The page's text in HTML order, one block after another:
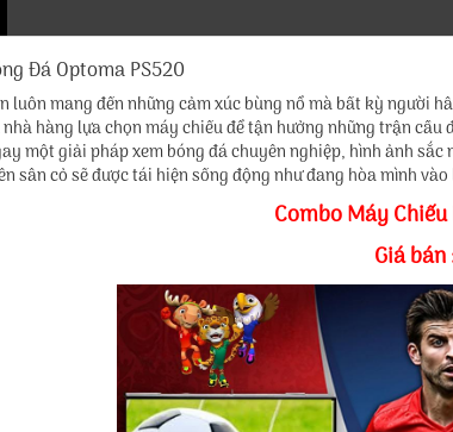
Đá Optoma PS520
luôn mang đến những cảm xúc bùng nổ mà bất kỳ người
hàng lựa chọn máy chiếu để tận hưởng những trận
một giải pháp xem bóng đá chuyên nghiệp, hình ảnh
sân cỏ sẽ được tái hiện sống động như đang hòa mình
Combo Máy
Giá